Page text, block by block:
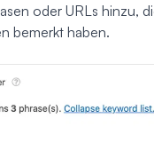
oder URLs hinzu,
bemerkt haben.